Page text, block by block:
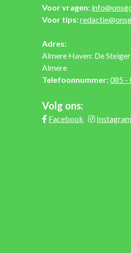
Voor vragen:
Voor tips:
Adres:
Almere Haven: De
Almere
Telefoonnummer:085 -
Volg ons:
Facebook Instagram